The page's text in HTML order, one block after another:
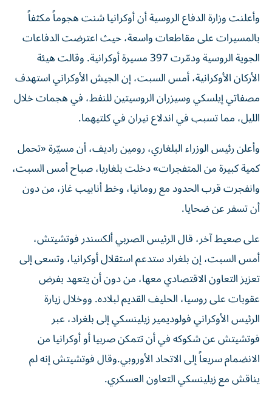
وأعلنت وزارة الدفاع الروسية أن أوكرانيا شنت هجوماً مكثفاً
بالمسيرات على مقاطعات واسعة، حيث اعترضت الدفاعات
الجوية الروسية ودمّرت 397 مسيرة أوكرانية. وقالت هيئة
الأركان الأوكرانية، أمس السبت، ‌إن الجيش ‌الأوكراني استهدف
مصفاتي ‌إيلسكي وسيزران الروسيتين للنفط، في هجمات خلال
الليل، مما تسبب في اندلاع نيران في ​كلتيهما.
وأعلن رئيس الوزراء البلغاري، رومين راديف، أن مسيّرة «تحمل
كمية كبيرة من المتفجرات» دخلت بلغاريا، صباح أمس السبت،
وانفجرت قرب الحدود مع رومانيا، وخط أنابيب غاز، من دون
أن تسفر عن ضحايا.
على صعيط آخر، قال الرئيس الصربي ألكسندر فوتشيتش،
أمس السبت، إن بلغراد ستدعم استقلال أوكرانيا، وتسعى إلى
تعزيز التعاون الاقتصادي معها، من دون أن ‌يتعهد بفرض
عقوبات على روسيا، الحليف القديم لبلاده. ووخلال زيارة
الرئيس الأوكراني فولوديمير ​زيلينسكي إلى بلغراد، عبر
فوتشيتش عن شكوكه في أن تتمكن صربيا أو أوكرانيا ‌من
الانضمام سريعاً إلى الاتحاد الأوروبي.وقال فوتشيتش إنه لم
يناقش مع زيلينسكي التعاون العسكري.